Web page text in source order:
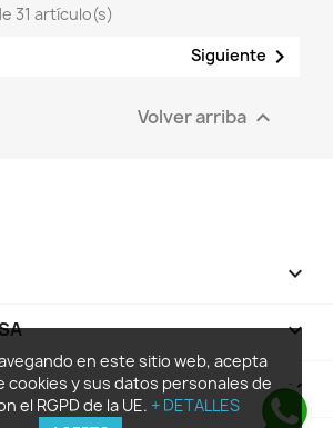
31 artículo(s)
Siguiente 
Volver arriba 



en este sitio web, acepta
cookies y sus datos personales de
el RGPD de la UE. + DETALLES